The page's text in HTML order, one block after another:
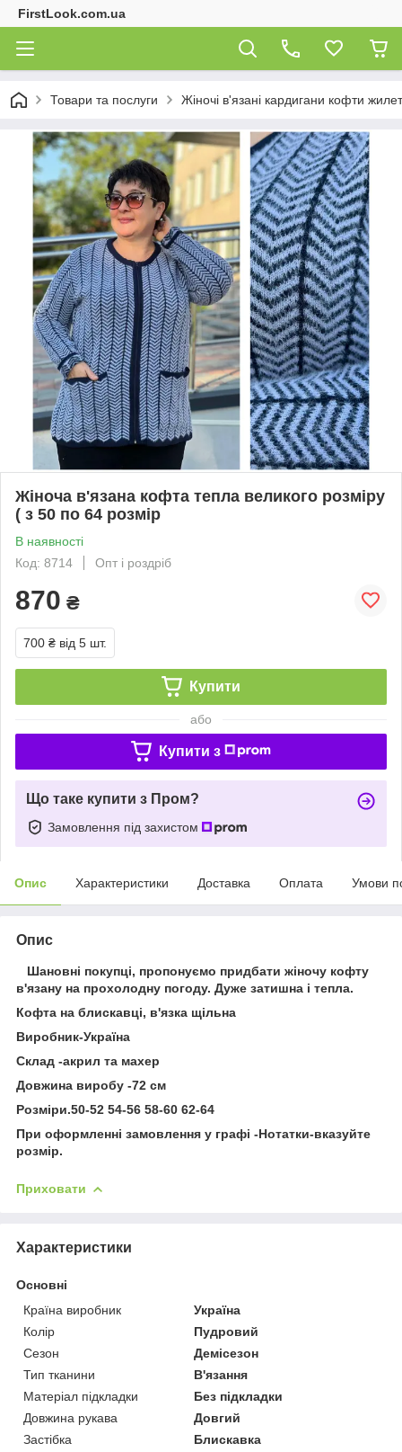
FirstLook.com.ua
Товари та послуги Жіночі в'язані кардигани кофти
Жіноча в'язана кофта тепла великого розміру
( з 50 по 64 розмір
В наявності
Код: 8714
Опт і роздріб
870 ₴
700 ₴ від 5 шт.
Купити
або
Купити з
Що таке купити з Пром?
Замовлення під захистом
Опис Характеристики Доставка Оплата Умови
Опис
Шановні покупці, пропонуємо придбати жіночу кофту
в'язану на прохолодну погоду. Дуже затишна і тепла.
Кофта на блискавці, в'язка щільна
Виробник-Україна
Склад -акрил та махер
Довжина виробу -72 см
Розміри.50-52 54-56 58-60 62-64
При оформленні замовлення у графі -Нотатки-вказуйте
розмір.
Приховати
Характеристики
Основні
Країна виробник
Україна
Колір
Пудровий
Сезон
Демісезон
Тип тканини
В'язання
Матеріал підкладки
Без підкладки
Довжина рукава
Довгий
Застібка
Блискавка